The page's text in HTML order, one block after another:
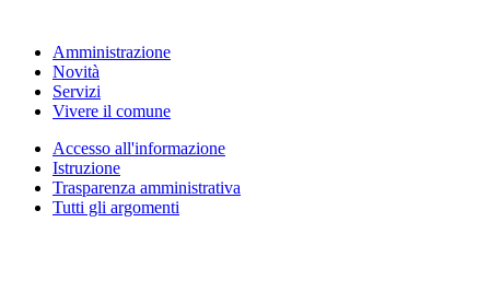
Amministrazione
Novità
Servizi
Vivere il comune
Accesso all'informazione
Istruzione
Trasparenza amministrativa
Tutti gli argomenti